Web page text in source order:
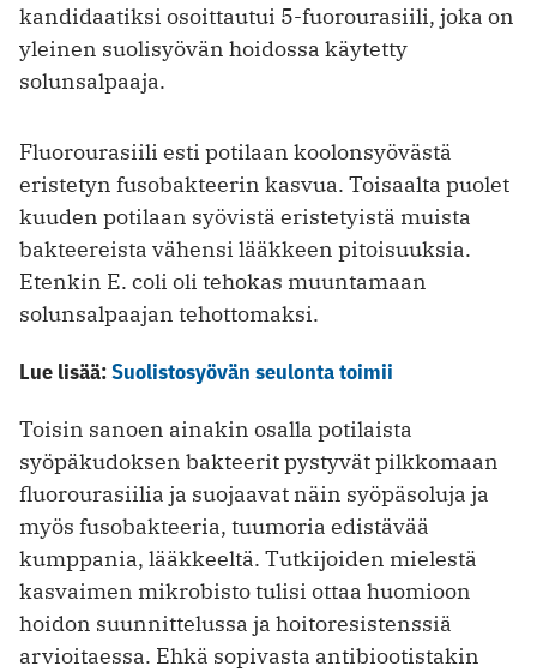
kandidaatiksi osoittautui 5-fuorourasiili, joka on
yleinen suolisyövän hoidossa käytetty
solunsalpaaja.
Fluorourasiili esti potilaan koolonsyövästä
eristetyn fusobakteerin kasvua. Toisaalta puolet
kuuden potilaan syövistä eristetyistä muista
bakteereista vähensi lääkkeen pitoisuuksia.
Etenkin E. coli oli tehokas muuntamaan
solunsalpaajan tehottomaksi.
Lue lisää:Suolistosyövän seulonta toimii
Toisin sanoen ainakin osalla potilaista
syöpäkudoksen bakteerit pystyvät pilkkomaan
fluorourasiilia ja suojaavat näin syöpäsoluja ja
myös fusobakteeria, tuumoria edistävää
kumppania, lääkkeeltä. Tutkijoiden mielestä
kasvaimen mikrobisto tulisi ottaa huomioon
hoidon suunnittelussa ja hoitoresistenssiä
arvioitaessa. Ehkä sopivasta antibiootistakin